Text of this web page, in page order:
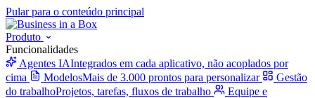
Pular para o conteúdo principal
Produto
Funcionalidades
Agentes IAIntegrados em cada aplicativo, não acoplados por
cima
ModelosMais de 3.000 prontos para personalizar
Gestão
do trabalhoProjetos, tarefas, fluxos de trabalho
Equipe e